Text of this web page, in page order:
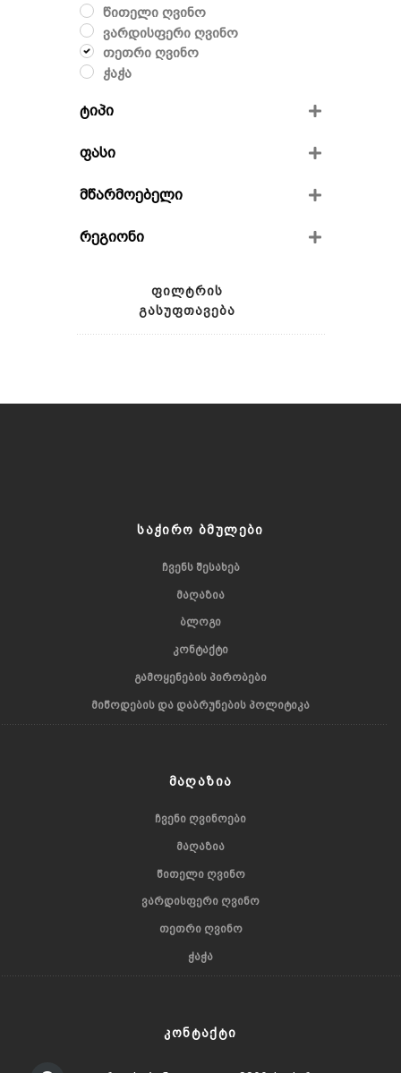
წითელი ღვინო
ვარდისფერი ღვინო
თეთრი ღვინო
ჭაჭა
ტიპი
ნახევრად მშრალი
ფასი
მწარმოებელი
ფრენდს ვაინი
რეგიონი
იმერეთი
ᲤᲘᲚᲢᲠᲘᲡ
ᲒᲐᲡᲣᲤᲗᲐᲕᲔᲑᲐ
ᲡᲐᲭᲘᲠᲝ ᲑᲛᲣᲚᲔᲑᲘ
ᲩᲕᲔᲜᲡ ᲨᲔᲡᲐᲮᲔᲑ
ᲛᲐᲦᲐᲖᲘᲐ
ᲑᲚᲝᲒᲘ
ᲙᲝᲜᲢᲐᲥᲢᲘ
ᲒᲐᲛᲝᲧᲔᲜᲔᲑᲘᲡ ᲞᲘᲠᲝᲑᲔᲑᲘ
ᲛᲘᲬᲝᲓᲔᲑᲘᲡ ᲓᲐ ᲓᲐᲑᲠᲣᲜᲔᲑᲘᲡ ᲞᲝᲚᲘᲢᲘᲙᲐ
ᲛᲐᲦᲐᲖᲘᲐ
ᲩᲕᲔᲜᲘ ᲦᲕᲘᲜᲝᲔᲑᲘ
ᲛᲐᲦᲐᲖᲘᲐ
ᲬᲘᲗᲔᲚᲘ ᲦᲕᲘᲜᲝ
ᲕᲐᲠᲓᲘᲡᲤᲔᲠᲘ ᲦᲕᲘᲜᲝ
ᲗᲔᲗᲠᲘ ᲦᲕᲘᲜᲝ
ᲭᲐᲭᲐ
ᲙᲝᲜᲢᲐᲥᲢᲘ